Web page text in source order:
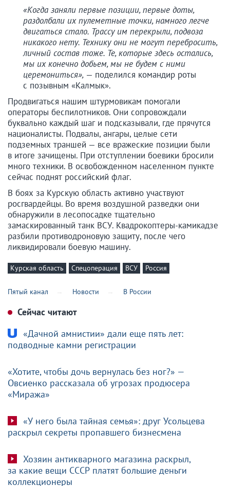
«Когда заняли первые позиции, первые доты,
раздолбали их пулеметные точки, намного легче
двигаться стало. Трассу им перекрыли, подвоза
никакого нету. Технику они не могут перебросить,
личный состав тоже. Те, которые здесь остались,
мы их конечно добьем, мы не будем с ними
церемониться», — поделился командир роты
с позывным «Калмык».
Продвигаться нашим штурмовикам помогали
операторы беспилотников. Они сопровождали
буквально каждый шаг и подсказывали, где прячутся
националисты. Подвалы, ангары, целые сети
подземных траншей — все вражеские позиции были
в итоге зачищены. При отступлении боевики бросили
много техники. В освобожденном населенном пункте
сейчас поднят российский флаг.
В боях за Курскую область активно участвуют
росгвардейцы. Во время воздушной разведки они
обнаружили в лесопосадке тщательно
замаскированный танк ВСУ. Квадрокоптеры-камикадзе
разбили противодроновую защиту, после чего
ликвидировали боевую машину.
Курская область Спецоперация ВСУ Россия
Пятый канал Новости В России
Сейчас читают
«Дачной амнистии» дали еще пять лет:
подводные камни регистрации
«Хотите, чтобы дочь вернулась без ног?» —
Овсиенко рассказала об угрозах продюсера
«Миража»
«У него была тайная семья»: друг Усольцева
раскрыл секреты пропавшего бизнесмена
Хозяин антикварного магазина раскрыл,
за какие вещи СССР платят большие деньги
коллекционеры